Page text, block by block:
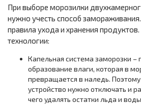
При выборе морозилки
нужно учесть способ
правила ухода и хранения
технологии:
Капельная система заморозки –
образование влаги, которая в
превращается в наледь.
устройство нужно отключать и
чего удалять остатки льда и